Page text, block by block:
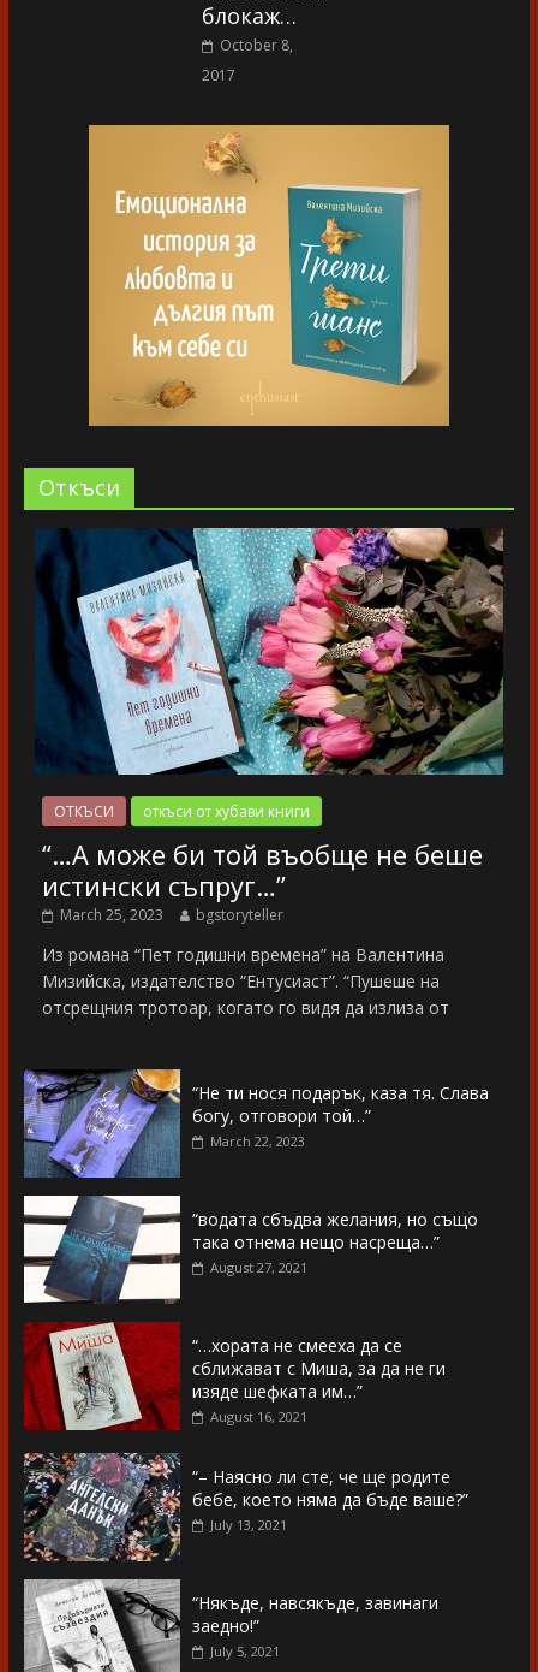
блокаж…
October 8,
2017
Oткъси
ОТКЪСИ откъси от хубави книги
“…А може би той въобще не беше
истински съпруг…”
March 25, 2023 bgstoryteller
Из романа “Пет годишни времена” на Валентина
Мизийска, издателство “Ентусиаст”. “Пушеше на
отсрещния тротоар, когато го видя да излиза от
“Не ти нося подарък, каза тя. Слава
богу, отговори той…”
March 22, 2023
“водата сбъдва желания, но също
така отнема нещо насреща…”
August 27, 2021
“…хората не смееха да се
сближават с Миша, за да не ги
изяде шефката им…”
August 16, 2021
“– Наясно ли сте, че ще родите
бебе, което няма да бъде ваше?”
July 13, 2021
“Някъде, навсякъде, завинаги
заедно!”
July 5, 2021